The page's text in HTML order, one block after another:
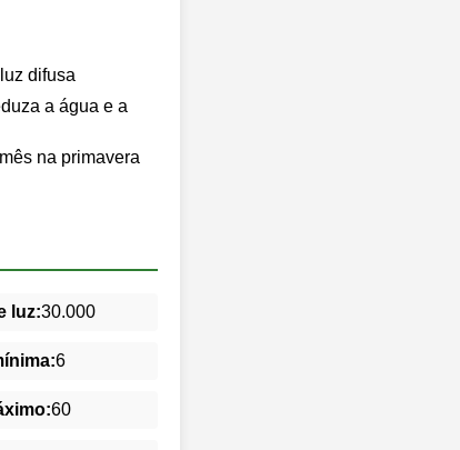
difusa
a água e a
na primavera
luz:30.000
6
60